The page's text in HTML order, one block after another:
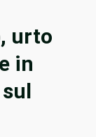
urto
in